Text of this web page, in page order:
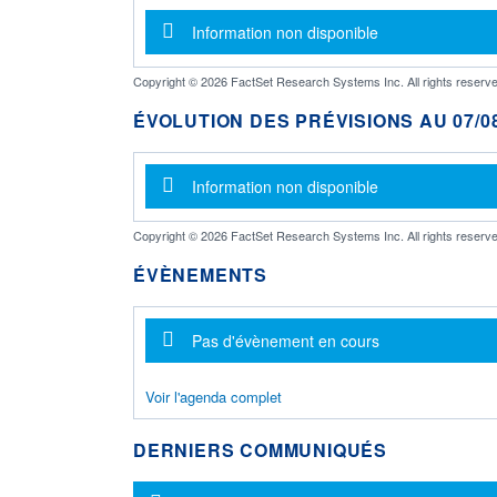
Message d'information
Information non disponible
Copyright © 2026 FactSet Research Systems Inc. All rights
ÉVOLUTION DES PRÉVISIONS AU 07/
Message d'information
Information non disponible
Copyright © 2026 FactSet Research Systems Inc. All rights
ÉVÈNEMENTS
Message d'information
Pas d'évènement en cours
Voir l'agenda complet
DERNIERS COMMUNIQUÉS